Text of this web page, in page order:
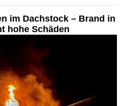
im Dachstock – Brand in
hohe Schäden